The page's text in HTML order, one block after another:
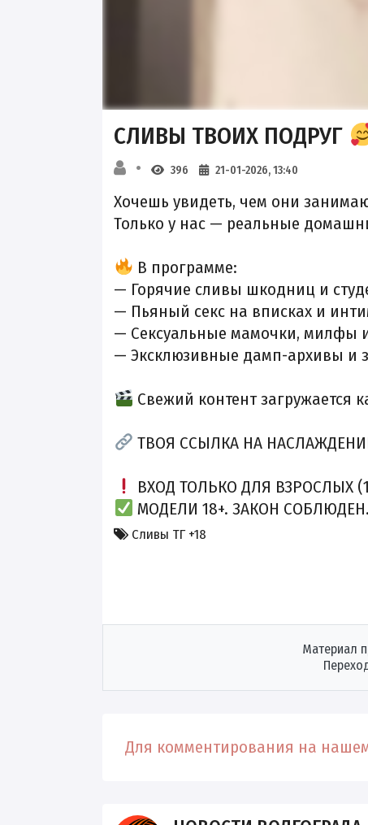
СЛИВЫ ТВОИХ ПОДРУГ
396 21-01-2026, 13:40
Хочешь увидеть, чем они
Только у нас — реальные
В программе:
— Горячие сливы шкодниц и
— Пьяный секс на вписках и
— Сексуальные мамочки, милфы
— Эксклюзивные дамп-архивы и
Свежий контент загружается
ТВОЯ ССЫЛКА НА
ВХОД ТОЛЬКО ДЛЯ ВЗРОСЛЫХ
МОДЕЛИ 18+. ЗАКОН СОБЛЮДЕН.
Сливы ТГ +18
Материал
Для комментирования на нашем